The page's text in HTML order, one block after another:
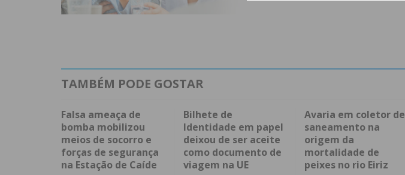
TAMBÉM PODE GOSTAR
Falsa ameaça de
bomba mobilizou
meios de socorro e
forças de segurança
na Estação de Caíde
Bilhete de
Identidade em papel
deixou de ser aceite
como documento de
viagem na UE
Avaria em coletor de
saneamento na
origem da
mortalidade de
peixes no rio Eiriz